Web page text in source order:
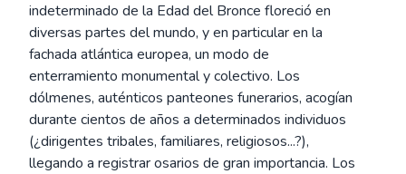
indeterminado de la Edad del Bronce floreció en
diversas partes del mundo, y en particular en la
fachada atlántica europea, un modo de
enterramiento monumental y colectivo. Los
dólmenes, auténticos panteones funerarios, acogían
durante cientos de años a determinados individuos
(¿dirigentes tribales, familiares, religiosos...?),
llegando a registrar osarios de gran importancia. Los